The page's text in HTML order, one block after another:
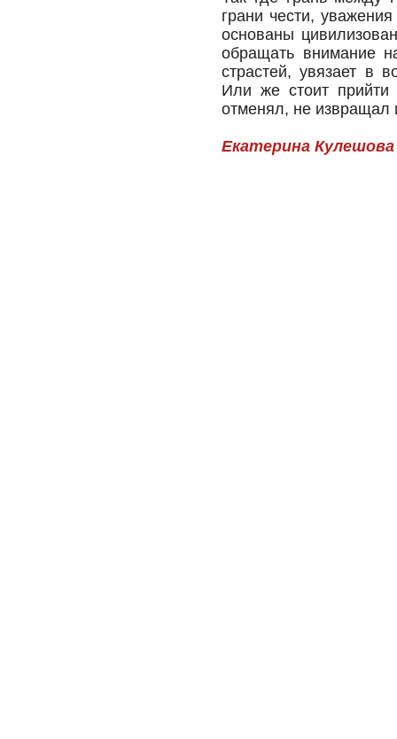
грани чести,
основаны
обращать внимание
страстей, увязает в
Или же стоит прийти
отменял, не извращал
Екатерина Кулешова